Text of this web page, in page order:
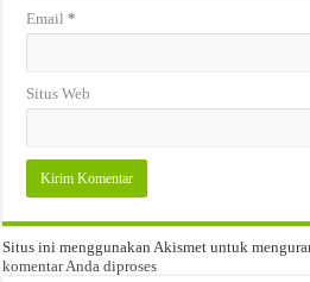
Email*
Situs Web
Situs ini menggunakan Akismet untuk
komentar Anda diproses